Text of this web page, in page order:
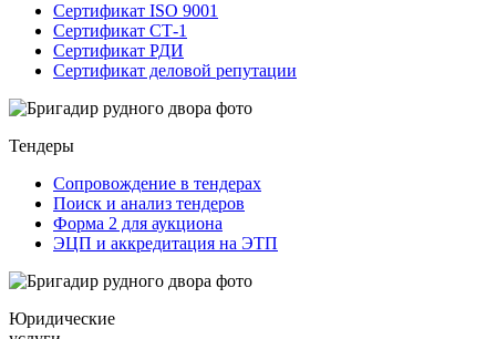
Сертификат ISO 9001
Сертификат СТ-1
Сертификат РДИ
Сертификат деловой репутации
Тендеры
Сопровождение в тендерах
Поиск и анализ тендеров
Форма 2 для аукциона
ЭЦП и аккредитация на ЭТП
Юридические